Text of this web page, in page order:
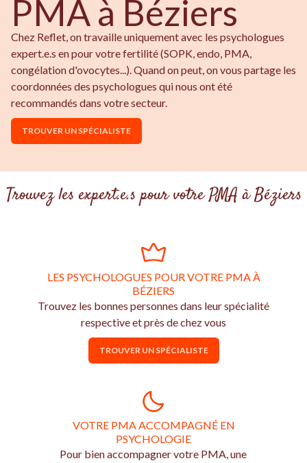
PMA à Béziers
Chez Reflet, on travaille uniquement avec les psychologues
expert.e.s en pour votre fertilité (SOPK, endo, PMA,
congélation d'ovocytes...). Quand on peut, on vous partage les
coordonnées des psychologues qui nous ont été
recommandés dans votre secteur.
TROUVER UN SPÉCIALISTE
Trouvez les expert.e.s pour votre PMA à Béziers
LES PSYCHOLOGUES POUR VOTRE PMA À
BÉZIERS
Trouvez les bonnes personnes dans leur spécialité
respective et près de chez vous
TROUVER UN SPÉCIALISTE
VOTRE PMA ACCOMPAGNÉ EN
PSYCHOLOGIE
Pour bien accompagner votre PMA, une